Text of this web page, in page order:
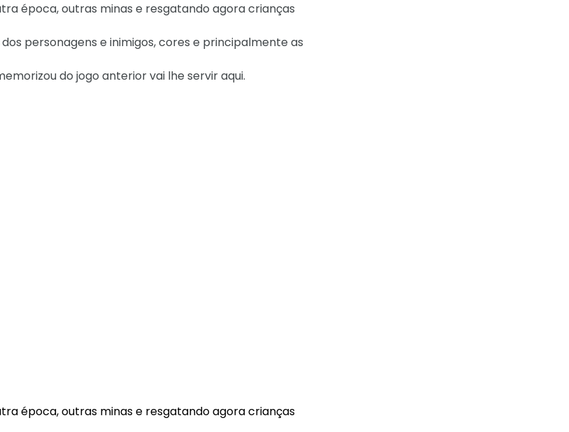
época, outras minas e resgatando agora crianças
personagens e inimigos, cores e principalmente as
do jogo anterior vai lhe servir aqui.
época, outras minas e resgatando agora crianças